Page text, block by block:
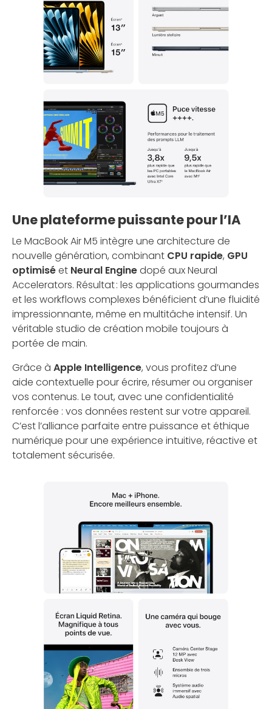
Une plateforme puissante pour l’IA
Le MacBook Air M5 intègre une architecture de
nouvelle génération, combinant CPU rapide, GPU
optimiséet Neural Enginedopé aux Neural
Accelerators. Résultat : les applications gourmandes
et les workflows complexes bénéficient d’une fluidité
impressionnante, même en multitâche intensif. Un
véritable studio de création mobile toujours à
portée de main.
Grâce à Apple Intelligence, vous profitez d’une
aide contextuelle pour écrire, résumer ou organiser
vos contenus. Le tout, avec une confidentialité
renforcée : vos données restent sur votre appareil.
C’est l’alliance parfaite entre puissance et éthique
numérique pour une expérience intuitive, réactive et
totalement sécurisée.